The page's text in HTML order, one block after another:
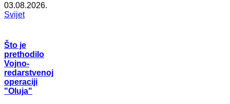
03.08.2026.
Svijet
Što je
prethodilo
Vojno-
redarstvenoj
operaciji
"Oluja"